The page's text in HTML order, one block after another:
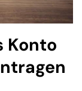
Konto